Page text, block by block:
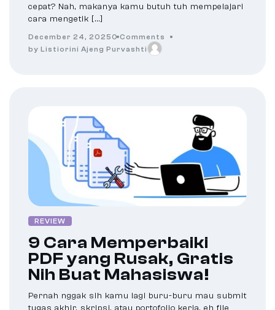
cepat? Nah, makanya kamu butuh tuh mempelajari
cara mengetik […]
December 24, 2025 0 Comments
by Listiorini Ajeng Purvashti
REVIEW
9 Cara Memperbaiki
PDF yang Rusak, Gratis
Nih Buat Mahasiswa!
Pernah nggak sih kamu lagi buru-buru mau submit
tugas akhir, skripsi, atau portofolio kerja, eh file